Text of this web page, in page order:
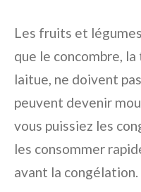
Les fruits et
que le concombre,
laitue, ne doivent
peuvent devenir
vous puissiez les
les consommer
avant la congélation.